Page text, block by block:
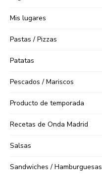
Mis lugares
Pastas / Pizzas
Patatas
Pescados / Mariscos
Producto de temporada
Recetas de Onda Madrid
Salsas
Sandwiches / Hamburguesas